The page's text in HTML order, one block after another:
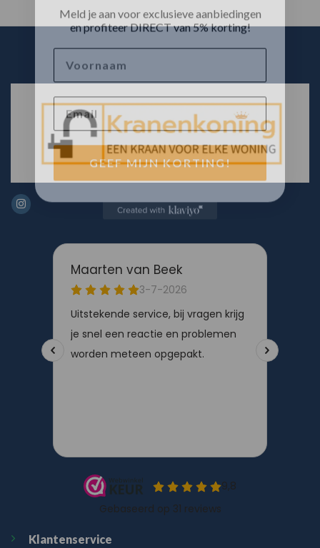
Klantenservice
en profiteer DIRECT van 5% korting!
GEEF MIJN KORTING!